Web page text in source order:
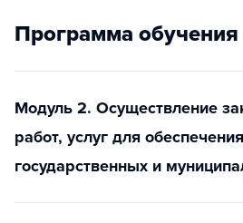
Программа обучения
Модуль 2. Осуществление
работ, услуг для обеспечения
государственных и